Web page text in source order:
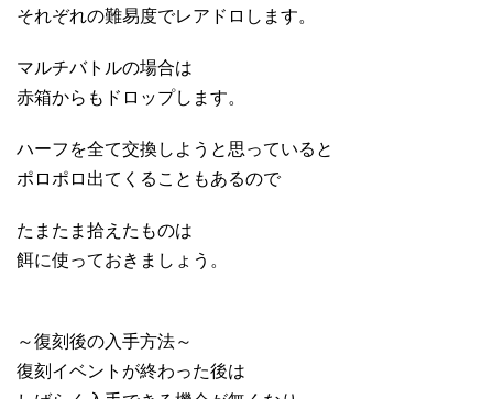
それぞれの難易度でレアドロします。
マルチバトルの場合は
赤箱からもドロップします。
ハーフを全て交換しようと思っていると
ポロポロ出てくることもあるので
たまたま拾えたものは
餌に使っておきましょう。
～復刻後の入手方法～
復刻イベントが終わった後は